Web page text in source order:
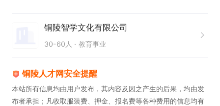
富有耐心、爱心、敬岗敬业、负责、专注。
9：00休息） 周一休息
铜陵智学文化有限公司
30-60人 教育事业
铜陵人才网安全提醒
本站所有信息均由用户发布，其内容及因之产生的后果，均由发
布者承担；凡收取服装费、押金、报名费等各种费用的信息均有